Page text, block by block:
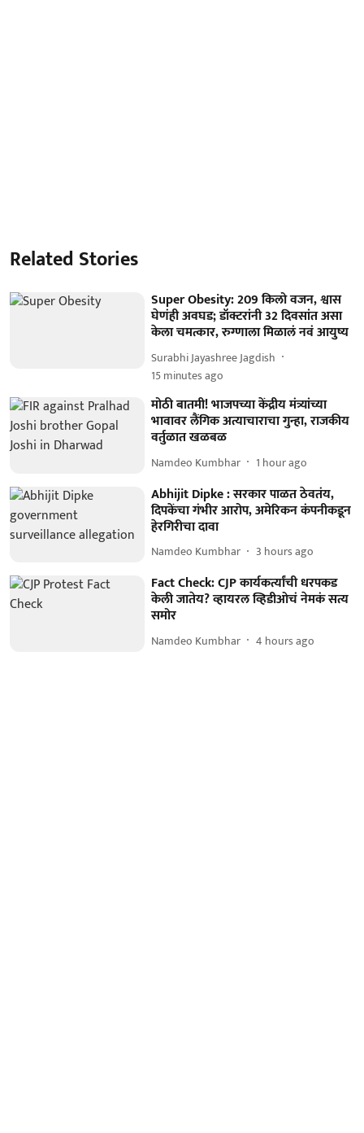
Related Stories
Super Obesity: 209 किलो वजन, श्वास
घेणंही अवघड; डॉक्टरांनी 32 दिवसांत असा
केला चमत्कार, रुग्णाला मिळालं नवं आयुष्य
Surabhi Jayashree Jagdish
15 minutes ago
मोठी बातमी! भाजपच्या केंद्रीय मंत्र्यांच्या
भावावर लैंगिक अत्याचाराचा गुन्हा, राजकीय
वर्तुळात खळबळ
Namdeo Kumbhar 1 hour ago
Abhijit Dipke : सरकार पाळत ठेवतंय,
दिपकेंचा गंभीर आरोप, अमेरिकन कंपनीकडून
हेरगिरीचा दावा
Namdeo Kumbhar 3 hours ago
Fact Check: CJP कार्यकर्त्यांची धरपकड
केली जातेय? व्हायरल व्हिडीओचं नेमकं सत्य
समोर
Namdeo Kumbhar 4 hours ago